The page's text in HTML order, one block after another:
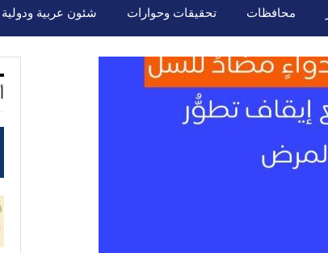
محافظات تحقيقات وحوارات شئون عربية ودولية